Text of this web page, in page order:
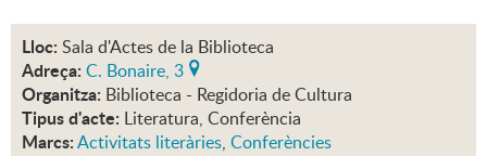
Lloc: Sala d'Actes de la Biblioteca
Adreça: C. Bonaire, 3
Organitza: Biblioteca - Regidoria de Cultura
Tipus d'acte: Literatura, Conferència
Marcs:Activitats literàries, Conferències